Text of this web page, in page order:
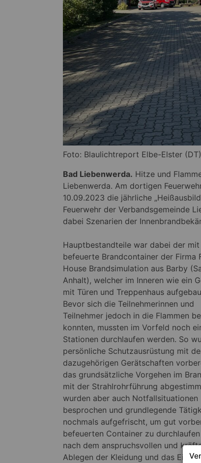
Foto: Blaulichtreport Elbe-Elster (DT)
Bad Liebenwerda. Hitze und
Liebenwerda. Am dortigen
10.09.2023 die jährliche
Feuerwehr der Verbandsgemeinde
dabei Szenarien der
Hauptbestandteile war dabei der mit
befeuerte Brandcontainer der Firma
House Brandsimulation aus Barby
Anhalt), welcher im Inneren wie ein
mit Türen und Treppenhaus
Bevor sich die Teilnehmerinnen und
Teilnehmer jedoch in die Flammen
konnten, mussten im Vorfeld noch
Stationen durchlaufen werden. So
persönliche Schutzausrüstung mit
dazugehörigen Gerätschaften
das grundsätzliche Vorgehen im
mit der Strahlrohrführung
wurden aber auch Notfallsituationen
besprochen und grundlegende
nochmals aufgefrischt, um gut
befeuerten Container zu
nach dem anspruchsvollen und
Ablegen der Kleidung und das